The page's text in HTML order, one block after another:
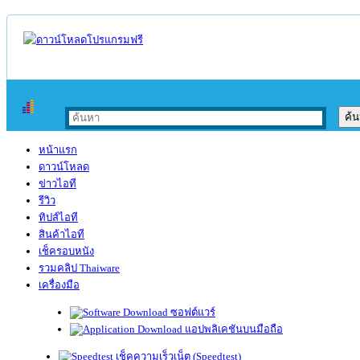
หน้าแรก
ดาวน์โหลด
ข่าวไอที
รีวิว
ทิปส์ไอที
สินค้าไอที
เช็ครอบหนัง
รวมคลิป Thaiware
เครื่องมือ
ซอฟต์แวร์
แอปพลิเคชันบนมือถือ
เช็คความเร็วเน็ต (Speedtest)